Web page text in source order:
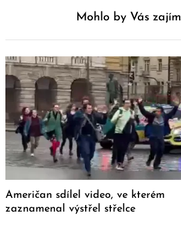
Mohlo by Vás
Američan sdílel video, ve kterém
zaznamenal výstřel střelce